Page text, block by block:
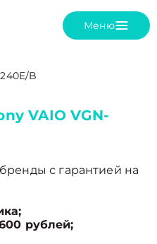
Меню
B
VAIO VGN-
с гарантией на
рублей;